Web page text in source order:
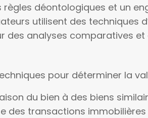
déontologiques et un
utilisent des techniques
des analyses comparatives
pour déterminer la
du bien à des biens
des transactions